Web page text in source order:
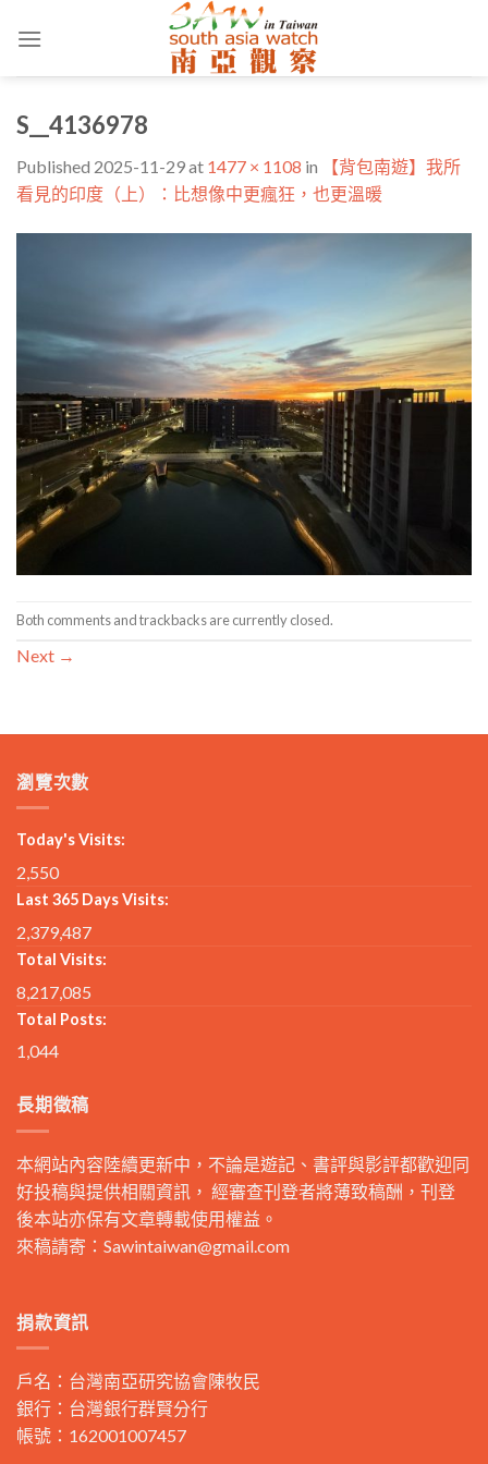
S__4136978
Published 2025-11-29at 1477 × 1108 in
【背包南遊】我所
看見的印度（上）：比想像中更瘋狂，也更溫暖
Both comments and trackbacks are currently closed.
Next →
瀏覽次數
Today's Visits:
2,550
Last 365 Days Visits:
2,379,487
Total Visits:
8,217,085
Total Posts:
1,044
長期徵稿
本網站內容陸續更新中，不論是遊記、書評與影評都歡迎同
好投稿與提供相關資訊， 經審查刊登者將薄致稿酬，刊登
後本站亦保有文章轉載使用權益。
來稿請寄： Sawintaiwan@gmail.com
捐款資訊
戶名：台灣南亞研究協會陳牧民
銀行：台灣銀行群賢分行
帳號：162001007457